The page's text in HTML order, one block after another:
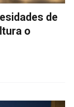
de
o